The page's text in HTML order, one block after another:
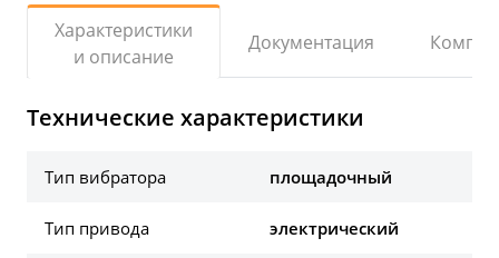
Характеристики
и описание
Документация
Технические характеристики
Тип вибратора площадочный
Тип привода электрический